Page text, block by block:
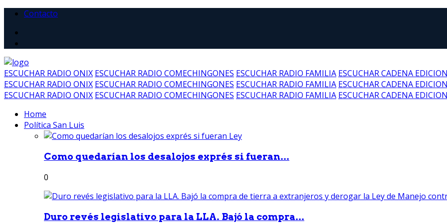
Contacto
ESCUCHAR RADIO ONIX ESCUCHAR RADIO COMECHINGONES ESCUCHAR RADIO FAMILIA ESCUCHAR CADENA EDICION
ESCUCHAR RADIO ONIX ESCUCHAR RADIO COMECHINGONES ESCUCHAR RADIO FAMILIA ESCUCHAR CADENA EDICION
ESCUCHAR RADIO ONIX ESCUCHAR RADIO COMECHINGONES ESCUCHAR RADIO FAMILIA ESCUCHAR CADENA EDICION
Home
Política San Luis
Como quedarían los desalojos exprés si fueran...
0
Duro revés legislativo para la LLA. Bajó la compra...